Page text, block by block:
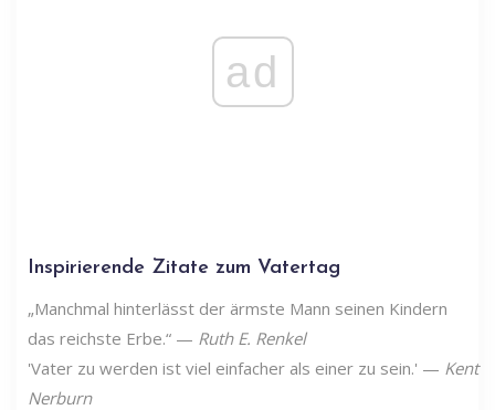
ad
Inspirierende Zitate zum Vatertag
„Manchmal hinterlässt der ärmste Mann seinen Kindern
das reichste Erbe.“ — Ruth E. Renkel
'Vater zu werden ist viel einfacher als einer zu sein.' — Kent
Nerburn